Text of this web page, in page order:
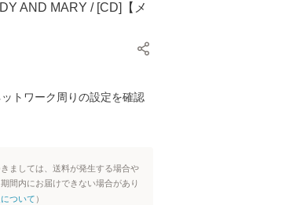
AND MARY / [CD]【メ
トワーク周りの設定を確認
ましては、送料が発生する場合や
間内にお届けできない場合があり
ついて ）